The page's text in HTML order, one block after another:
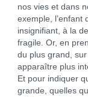
nos vies et dans
exemple, l’enfant
insignifiant, à la
fragile. Or, en
du plus grand,
apparaître plus
Et pour indiquer
grande, quelles